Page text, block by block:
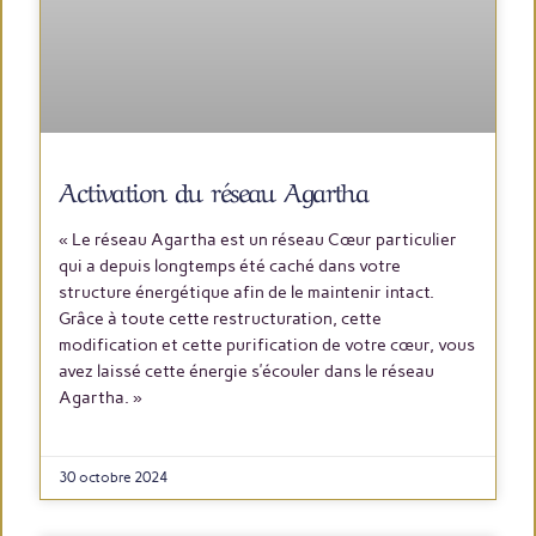
Activation du réseau Agartha
« Le réseau Agartha est un réseau Cœur particulier
qui a depuis longtemps été caché dans votre
structure énergétique afin de le maintenir intact.
Grâce à toute cette restructuration, cette
modification et cette purification de votre cœur, vous
avez laissé cette énergie s’écouler dans le réseau
Agartha. »
30 octobre 2024